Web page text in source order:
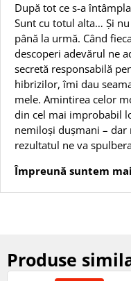
După tot ce s-a
Sunt cu totul alta… Şi
până la urmă. Când
descoperi adevărul ne
secretă responsabilă
hibrizilor, îmi dau
mele. Amintirea celor
din cel mai improbabil
nemiloşi duşmani –
rezultatul ne va
Împreună suntem
Produse